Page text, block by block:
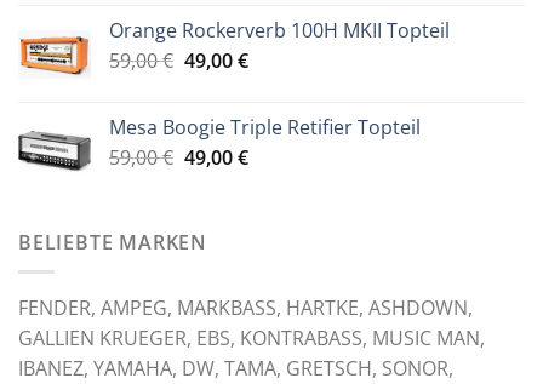
war:
99,00 €
ist:
89,00 €.
Orange Rockerverb 100H MKII Topteil
59,00€ Ursprünglicher
59,00 €
49,00€Aktueller
49,00 €.
Mesa Boogie Triple Retifier Topteil
59,00€ Ursprünglicher
59,00 €
49,00€Aktueller
BELIEBTE MARKEN
FENDER, AMPEG, MARKBASS, HARTKE, ASHDOWN,
GALLIEN KRUEGER, EBS, KONTRABASS, MUSIC MAN,
IBANEZ, YAMAHA, DW, TAMA, GRETSCH, SONOR,